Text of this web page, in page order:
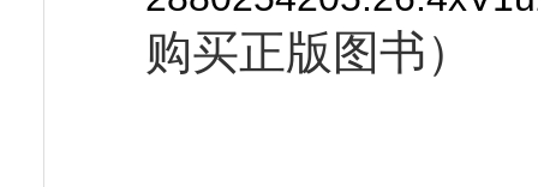
购买正版图书）